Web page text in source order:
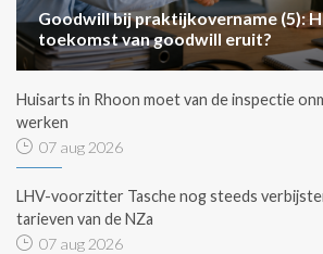
Goodwill bij praktijkovername (5):
toekomst van goodwill eruit?
Huisarts in Rhoon moet van de inspectie
werken
07 aug 2026
LHV-voorzitter Tasche nog steeds
tarieven van de NZa
07 aug 2026